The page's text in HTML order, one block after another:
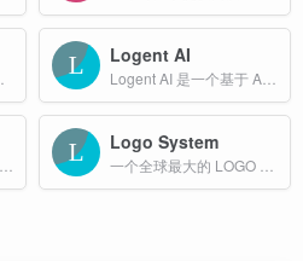
Logent AI
Logo System